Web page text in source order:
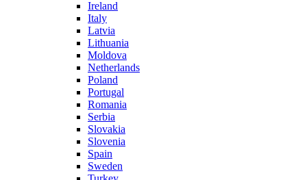
Ireland
Italy
Latvia
Lithuania
Moldova
Netherlands
Poland
Portugal
Romania
Serbia
Slovakia
Slovenia
Spain
Sweden